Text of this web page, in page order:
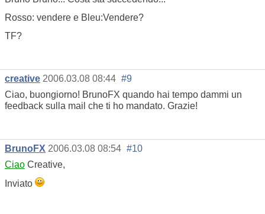
Rosso: vendere e Bleu:Vendere?
TF?
creative 2006.03.08 08:44 #9
Ciao, buongiorno! BrunoFX quando hai tempo dammi un
feedback sulla mail che ti ho mandato. Grazie!
BrunoFX 2006.03.08 08:54 #10
Ciao Creative,
Inviato